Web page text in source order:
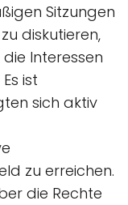
Sitzungen
diskutieren,
Interessen
ist
sich aktiv
zu erreichen.
die Rechte